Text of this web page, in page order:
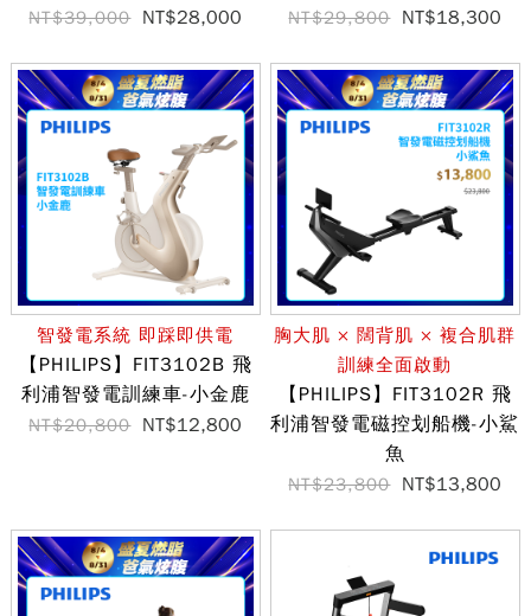
NT$39,000 NT$28,000 NT$29,800 NT$18,300
智發電系統 即踩即供電
【PHILIPS】FIT3102B 飛
利浦智發電訓練車-小金鹿
NT$20,800 NT$12,800
胸大肌 × 闊背肌 × 複合肌群
訓練全面啟動
【PHILIPS】FIT3102R 飛
利浦智發電磁控划船機-小鯊
魚
NT$23,800 NT$13,800